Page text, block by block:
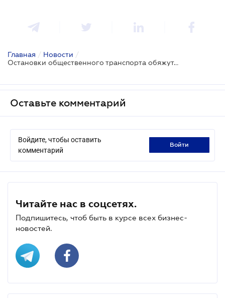
Главная / Новости /
Остановки общественного транспорта обяжут строить по-новому
Оставьте комментарий
Войдите, чтобы оставить
комментарий
войти
Читайте нас в соцсетях.
Подпишитесь, чтоб быть в курсе всех бизнес-
новостей.